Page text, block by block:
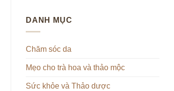
DANH MỤC
Chăm sóc da
Mẹo cho trà hoa và thảo mộc
Sức khỏe và Thảo dược